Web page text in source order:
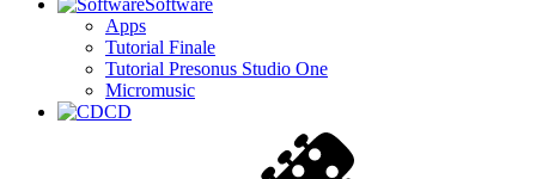
Apps
Tutorial Finale
Tutorial Presonus Studio One
Micromusic
CD